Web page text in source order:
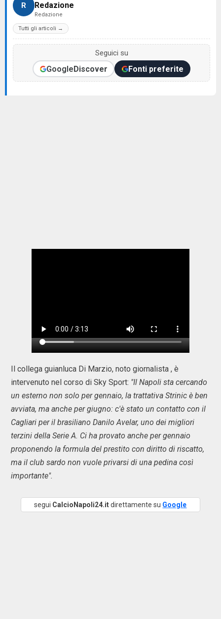
R Redazione
Redazione
Tutti gli articoli →
Seguici su
GoogleDiscover Fonti preferite
Il collega guianluca Di Marzio, noto giornalista , è
intervenuto nel corso di Sky Sport: "Il Napoli sta cercando
un esterno non solo per gennaio, la trattativa Strinic è ben
avviata, ma anche per giugno: c'è stato un contatto con il
Cagliari per il brasiliano Danilo Avelar, uno dei migliori
terzini della Serie A. Ci ha provato anche per gennaio
proponendo la formula del prestito con diritto di riscatto,
ma il club sardo non vuole privarsi di una pedina così
importante".
segui CalcioNapoli24.itdirettamente su Google